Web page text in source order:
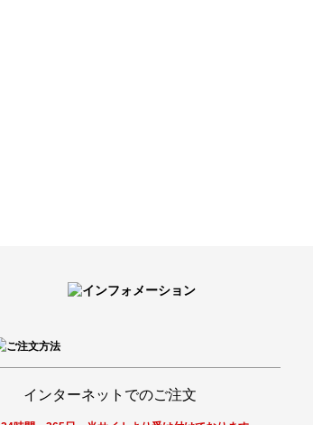
インターネットでのご注文